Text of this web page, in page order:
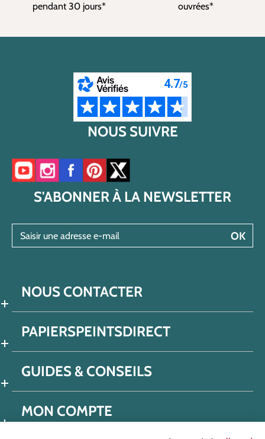
pendant 30 jours*
ouvrées*
NOUS SUIVRE
Accéder à notre chaîne YouTube
Accéder à notre compte Instagram
Accéder à notre page Facebook
Accéder à notre compte Pinterest
Accéder à notre compte Twitter/X
S'ABONNER À LA NEWSLETTER
OK
NOUS CONTACTER
PAPIERSPEINTSDIRECT
GUIDES & CONSEILS
MON COMPTE